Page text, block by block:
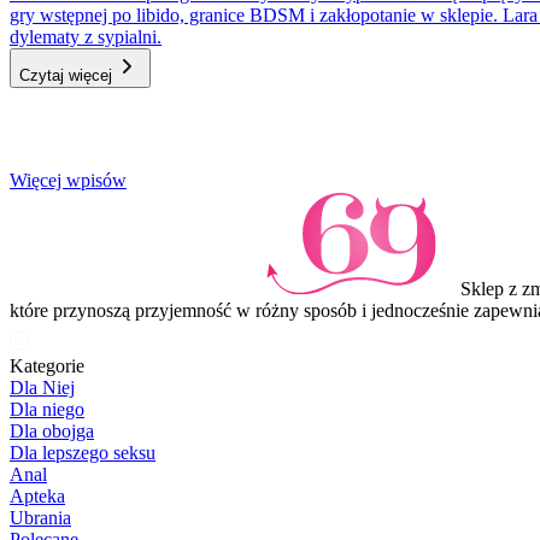
gry wstępnej po libido, granice BDSM i zakłopotanie w sklepie.
dylematy z sypialni.
Czytaj więcej
Item
Więcej wpisów
Sklep z
które przynoszą przyjemność w różny sposób i jednocześnie
Kategorie
Dla Niej
Dla niego
Dla obojga
Dla lepszego seksu
Anal
Apteka
Ubrania